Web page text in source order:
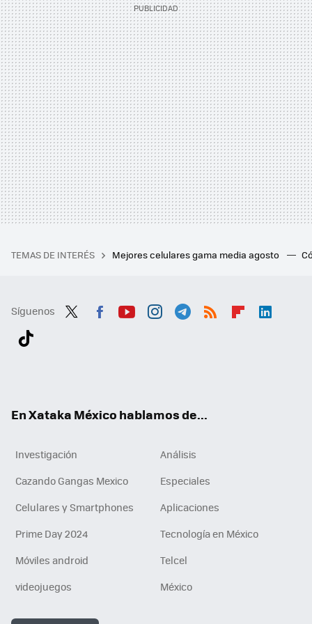
TEMAS DE INTERÉS Mejores celulares gama media agosto
Síguenos
En Xataka México hablamos de...
Investigación
Análisis
Cazando Gangas Mexico
Especiales
Celulares y Smartphones
Aplicaciones
Prime Day 2024
Tecnología en México
Móviles android
Telcel
videojuegos
México